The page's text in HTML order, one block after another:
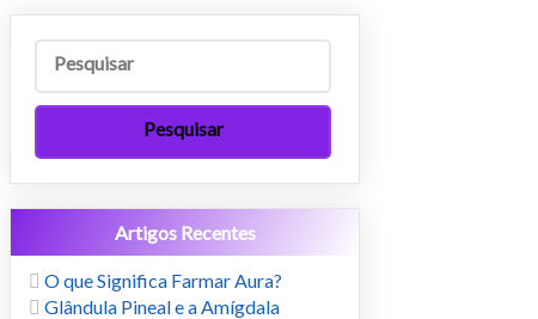
Artigos Recentes
O que Significa Farmar Aura?
Glândula Pineal e a Amígdala